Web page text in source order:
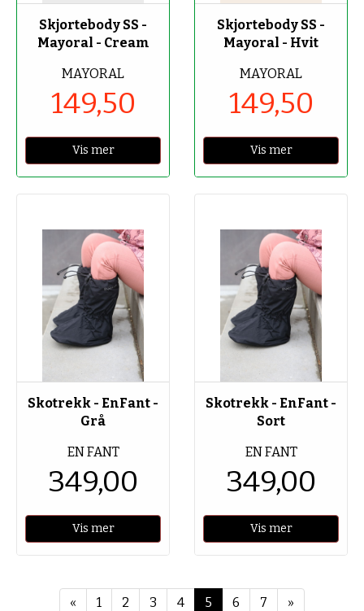
Skjortebody SS -
Mayoral - Cream
MAYORAL
149,50
Vis mer
Skjortebody SS -
Mayoral - Hvit
MAYORAL
149,50
Vis mer
Skotrekk - EnFant -
Grå
EN FANT
349,00
Vis mer
Skotrekk - EnFant -
Sort
EN FANT
349,00
Vis mer
« Forrige
1 2 3 4 5 6 7 »